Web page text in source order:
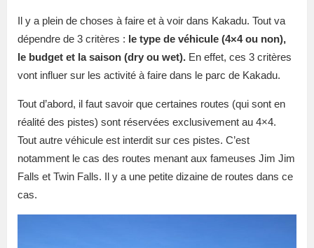
Il y a plein de choses à faire et à voir dans Kakadu. Tout va
dépendre de 3 critères : le type de véhicule (4×4 ou non),
le budget et la saison (dry ou wet). En effet, ces 3 critères
vont influer sur les activité à faire dans le parc de Kakadu.
Tout d’abord, il faut savoir que certaines routes (qui sont en
réalité des pistes) sont réservées exclusivement au 4×4.
Tout autre véhicule est interdit sur ces pistes. C’est
notamment le cas des routes menant aux fameuses Jim Jim
Falls et Twin Falls. Il y a une petite dizaine de routes dans ce
cas.